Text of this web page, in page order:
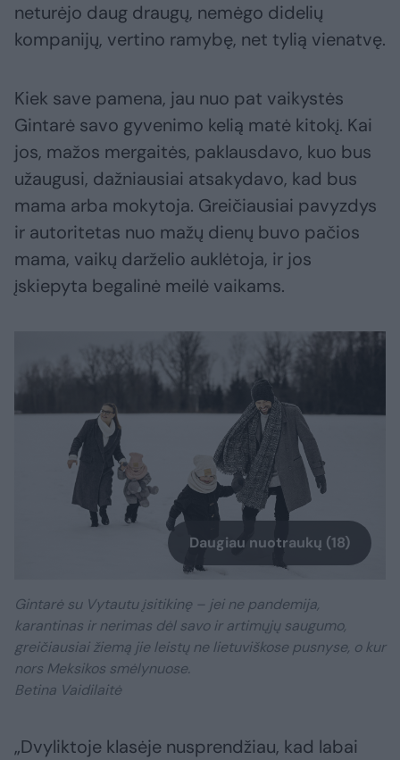
neturėjo daug draugų, nemėgo didelių
kompanijų, vertino ramybę, net tylią vienatvę.
Kiek save pamena, jau nuo pat vaikystės
Gintarė savo gyvenimo kelią matė kitokį. Kai
jos, mažos mergaitės, paklausdavo, kuo bus
užaugusi, dažniausiai atsakydavo, kad bus
mama arba mokytoja. Greičiausiai pavyzdys
ir autoritetas nuo mažų dienų buvo pačios
mama, vaikų darželio auklėtoja, ir jos
įskiepyta begalinė meilė vaikams.
Daugiau nuotraukų (18)
Gintarė su Vytautu įsitikinę – jei ne pandemija,
karantinas ir nerimas dėl savo ir artimųjų saugumo,
greičiausiai žiemą jie leistų ne lietuviškose pusnyse, o kur
nors Meksikos smėlynuose.
Betina Vaidilaitė
„Dvyliktoje klasėje nusprendžiau, kad labai